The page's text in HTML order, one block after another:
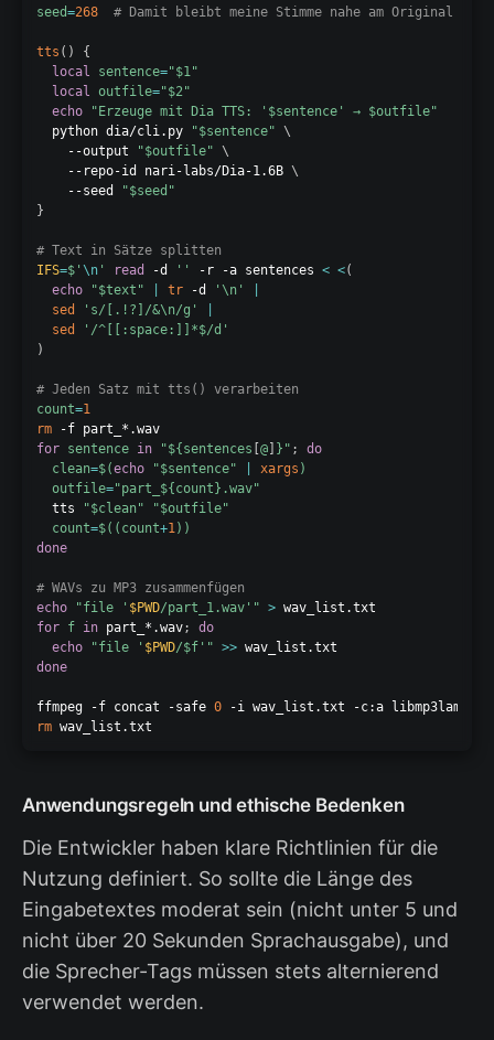
seed=268 # Damit bleibt meine Stimme nahe am Original ;-)
tts ( )
{
local
sentence="$1"
local outfile="$2"
echo
"Erzeuge mit Dia TTS: ' $sentence ' → $outfile"
  python dia/cli.py
"$sentence" \
    --output
"$outfile" \
    --repo-id nari-labs/Dia-1.6B
\
    --seed
"$seed "
}
# Text in Sätze splitten
IFS=$' \n ' read -d '' -r -a sentences < <(
echo
"$text " tr -d '\n'
sed
's/[.!?]/&\n/g'
sed
'/^[[:space:]]*$/d'
)
# Jeden Satz mit tts() verarbeiten
count=1
rm
for sentence in "${sentences @ } " ;
do
clean=$(echo "$sentence" xargs )
outfile="part_ ${count} .wav"
  tts
"$clean" "$outfile"
count=$(( count+1))
done
# WAVs zu MP3 zusammenfügen
echo
"file ' $PWD/part_1.wav'" >
for f in part_*.wav;
do
echo
"file ' $PWD/$f '" >>
done
ffmpeg -f concat -safe 0 -i wav_list.txt -c:a libmp3lame -
rm wav_list.txt
Anwendungsregeln und ethische Bedenken
Die Entwickler haben klare Richtlinien für die
Nutzung definiert. So sollte die Länge des
Eingabetextes moderat sein (nicht unter 5 und
nicht über 20 Sekunden Sprachausgabe), und
die Sprecher-Tags müssen stets alternierend
verwendet werden.